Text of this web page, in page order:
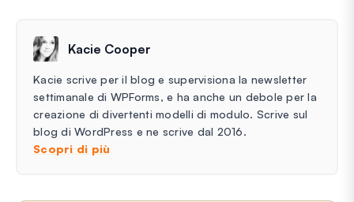
Kacie Cooper
Kacie scrive per il blog e supervisiona la newsletter
settimanale di WPForms, e ha anche un debole per la
creazione di divertenti modelli di modulo. Scrive sul
blog di WordPress e ne scrive dal 2016.
Scopri di più